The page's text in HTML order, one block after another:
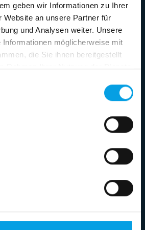
geben wir Informationen zu Ihrer
Website an unsere Partner für
und Analysen weiter. Unsere
Informationen möglicherweise mit
die Sie ihnen bereitgestellt
Rahmen Ihrer Nutzung der Dienste
5 - 7